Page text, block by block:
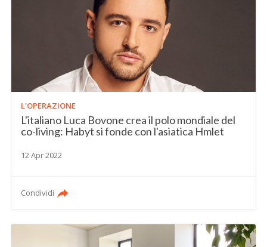
L'OPERAZIONE
L'italiano Luca Bovone crea il polo mondiale del
co-living: Habyt si fonde con l'asiatica Hmlet
12 Apr 2022
Condividi